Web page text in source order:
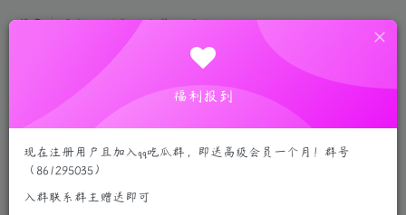
排序 更新 浏览 点赞 评论
青春学生妹蓝色运动套装白色
裹胸香肩诱惑私房写真
福利报到
现在注册用户且加入qq吃瓜群，即送高级会员一个月！群号
（861295035）
入群联系群主赠送即可